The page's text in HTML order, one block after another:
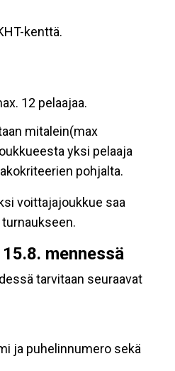
kenttä.
12 pelaajaa.
mitalein(max
yksi pelaaja
pohjalta.
voittajajoukkue saa
mennessä
tarvitaan seuraavat
ja puhelinnumero sekä